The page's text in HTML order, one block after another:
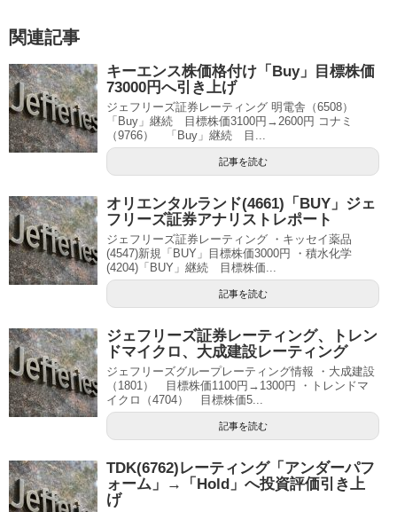
関連記事
キーエンス株価格付け「Buy」目標株価
73000円へ引き上げ
ジェフリーズ証券レーティング 明電舎（6508）
「Buy」継続 目標株価3100円→2600円 コナミ
（9766） 「Buy」継続 目...
記事を読む
オリエンタルランド(4661)「BUY」ジェ
フリーズ証券アナリストレポート
ジェフリーズ証券レーティング ・キッセイ薬品
(4547)新規「BUY」目標株価3000円 ・積水化学
(4204)「BUY」継続 目標株価...
記事を読む
ジェフリーズ証券レーティング、トレン
ドマイクロ、大成建設レーティング
ジェフリーズグループレーティング情報 ・大成建設
（1801） 目標株価1100円→1300円 ・トレンドマ
イクロ（4704） 目標株価5...
記事を読む
TDK(6762)レーティング「アンダーパフ
ォーム」→「Hold」へ投資評価引き上
げ